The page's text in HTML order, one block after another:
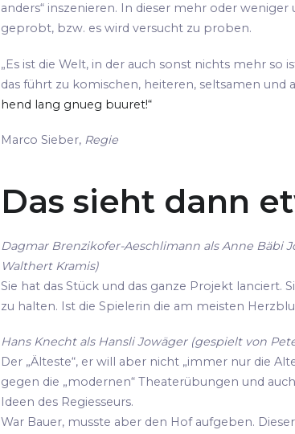
anders“ inszenieren. In dieser mehr oder
geprobt, bzw. es wird versucht zu proben.
„Es ist die Welt, in der auch sonst nichts mehr so
das führt zu komischen, heiteren, seltsamen und
hend lang gnueg buuret!“
Marco Sieber, Regie
Das sieht dann
Dagmar Brenzikofer-Aeschlimann als Anne Bäbi
Walthert Kramis)
Sie hat das Stück und das ganze Projekt lanciert.
zu halten. Ist die Spielerin die am meisten
Hans Knecht als Hansli Jowäger (gespielt von
Der „Älteste“, er will aber nicht „immer nur die
gegen die „modernen“ Theaterübungen und
Ideen des Regiesseurs.
War Bauer, musste aber den Hof aufgeben.